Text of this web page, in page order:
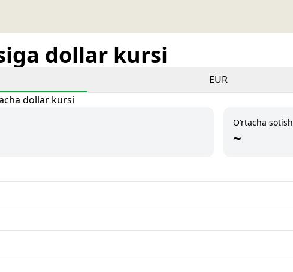
dollar kursi
EUR
dollar kursi
O‘rtacha sotish
~